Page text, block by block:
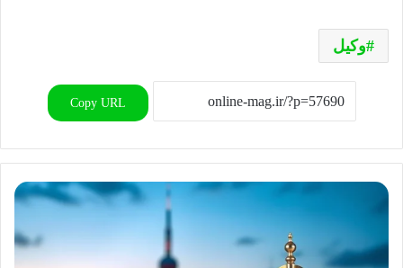
وکیل
Copy URL